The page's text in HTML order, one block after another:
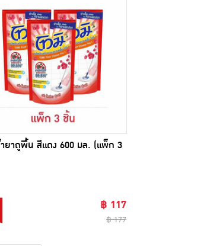
ยาถูพื้น สีแดง 600 มล. (แพ็ก 3
฿ 117
฿ 177